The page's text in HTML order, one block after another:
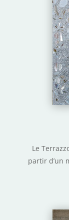
Le
partir d’un